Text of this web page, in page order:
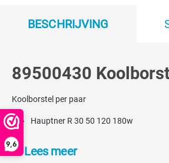
9,6
BESCHRIJVING
89500430
Koolborstel per paar
Hauptner R 30 50 120 180w
Lees meer